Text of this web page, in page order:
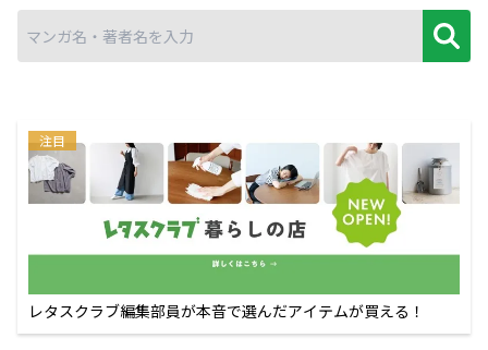
注目
レタスクラブ編集部員が本音で選んだアイテムが買える！